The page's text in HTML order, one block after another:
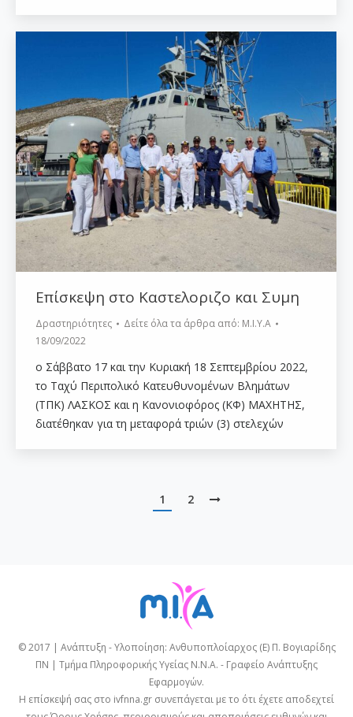
Επίσκεψη στο Καστελοριζο και Συμη
Δραστηριότητες Δείτε όλα τα άρθρα από: Μ.Ι.Υ.Α
18/09/2022
ο Σάββατο 17 και την Κυριακή 18 Σεπτεμβρίου 2022,
το Ταχύ Περιπολικό Κατευθυνομένων Βλημάτων
(ΤΠΚ) ΛΑΣΚΟΣ και η Κανονιοφόρος (ΚΦ) ΜΑΧΗΤΗΣ,
διατέθηκαν για τη μεταφορά τριών (3) στελεχών
1 2
© 2017 | Ανάπτυξη - Υλοποίηση: Ανθυποπλοίαρχος (Ε) Π. Βογιαρίδης
ΠΝ | Τμήμα Πληροφορικής Υγείας Ν.Ν.Α. - Γραφείο Ανάπτυξης
Εφαρμογών.
Η επίσκεψή σας στο ivfnna.gr συνεπάγεται με το ότι έχετε αποδεχτεί